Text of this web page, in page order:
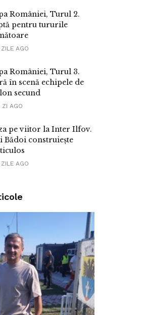
României, Turul 2.
pentru tururile
AGO
României, Turul 3.
în scenă echipele de
secund
AGO
pe viitor la Inter Ilfov.
Bădoi construiește
AGO